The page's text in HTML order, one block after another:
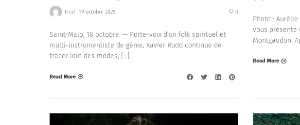
Fred 19 octobre 2025 0
Saint-Malo, 18 octobre. — Porte-voix d’un folk spirituel et
multi-instrumentiste de génie, Xavier Rudd continue de
tracer loin des modes, […]
Read More
Photo :
vous présente
Montgaudon.
Read More